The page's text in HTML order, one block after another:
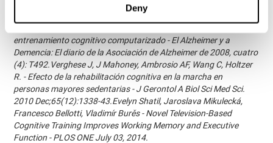
Deny
Alzheimer y Demencia: El diario de la Asociación de Alzheimer de
2007, tres (3): S171.Shatil E, Korczyn dC, Peretz C, et al. - Mejorar
entrenamiento cognitivo computarizado - El Alzheimer y a
Demencia: El diario de la Asociación de Alzheimer de 2008, cuatro
(4): T492.Verghese J, J Mahoney, Ambrosio AF, Wang C, Holtzer
R. - Efecto de la rehabilitación cognitiva en la marcha en
personas mayores sedentarias - J Gerontol A Biol Sci Med Sci.
2010 Dec;65(12):1338-43.Evelyn Shatil, Jaroslava Mikulecká,
Francesco Bellotti, Vladimír Burěs - Novel Television-Based
Cognitive Training Improves Working Memory and Executive
Function - PLOS ONE July 03, 2014.